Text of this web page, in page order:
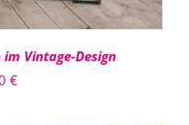
Vintage-Design
€